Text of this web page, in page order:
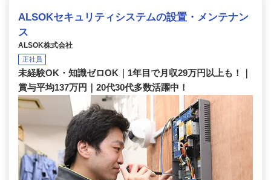
ALSOKセキュリティシステムの設置・メンテナン
ス
ALSOK株式会社
正社員
未経験OK・知識ゼロOK｜1年目で月収29万円以上も！｜
賞与平均137万円｜20代30代多数活躍中！